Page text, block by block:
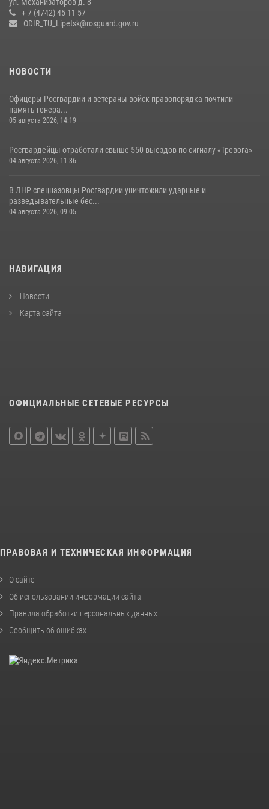
15 июля 2026, 14:58
ул. Механизаторов д. 8
+ 7 (4742) 45-11-57
ODIR_TU_Lipetsk@rosguard.gov.ru
НОВОСТИ
Офицеры Росгвардии и ветераны войск правопорядка почтили
память генера...
05 августа 2026, 14:19
Росгвардейцы отработали свыше 550 выездов по сигналу «Тревога»
04 августа 2026, 11:36
В ЛНР спецназовцы Росгвардии уничтожили ударные и
разведывательные бес...
04 августа 2026, 09:05
НАВИГАЦИЯ
Новости
Карта сайта
ОФИЦИАЛЬНЫЕ СЕТЕВЫЕ РЕСУРСЫ
ПРАВОВАЯ И ТЕХНИЧЕСКАЯ ИНФОРМАЦИЯ
О сайте
Об использовании информации сайта
Правила обработки персональных данных
Сообщить об ошибках